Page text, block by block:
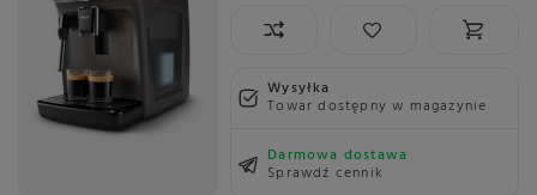
Wysyłka
Towar dostępny w magazynie
Darmowa dostawa
Sprawdź cennik